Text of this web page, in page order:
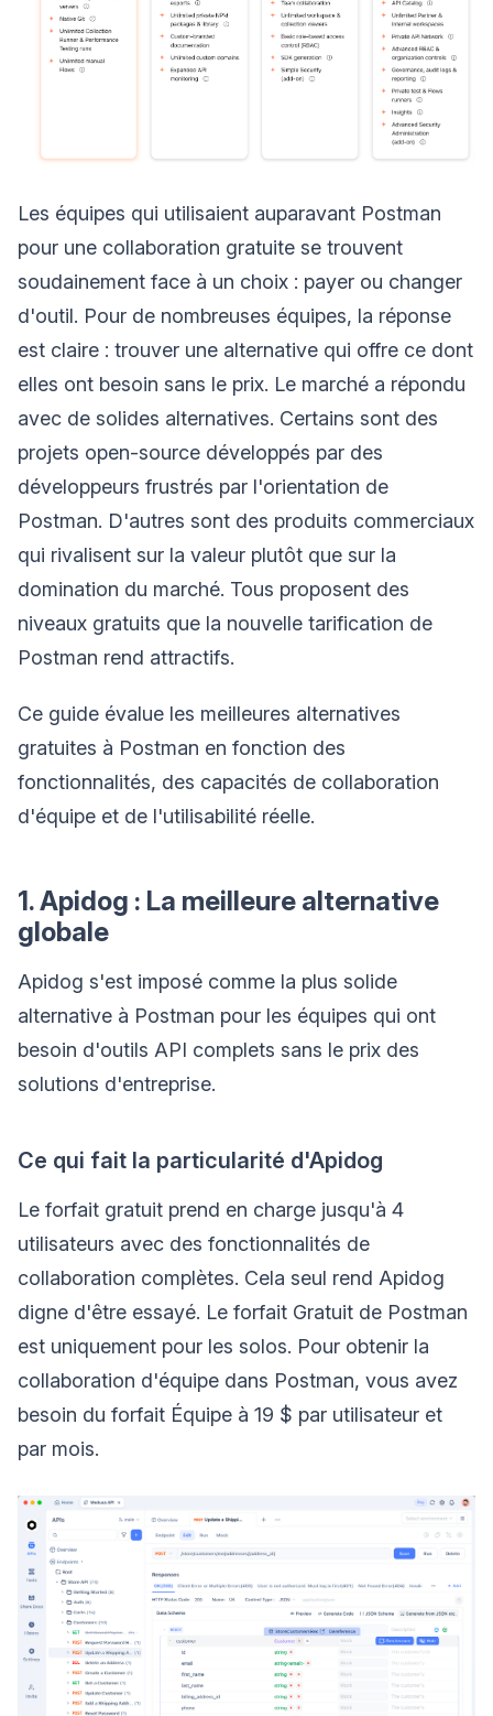
Les équipes qui utilisaient auparavant Postman
pour une collaboration gratuite se trouvent
soudainement face à un choix : payer ou changer
d'outil. Pour de nombreuses équipes, la réponse
est claire : trouver une alternative qui offre ce dont
elles ont besoin sans le prix. Le marché a répondu
avec de solides alternatives. Certains sont des
projets open-source développés par des
développeurs frustrés par l'orientation de
Postman. D'autres sont des produits commerciaux
qui rivalisent sur la valeur plutôt que sur la
domination du marché. Tous proposent des
niveaux gratuits que la nouvelle tarification de
Postman rend attractifs.
Ce guide évalue les meilleures alternatives
gratuites à Postman en fonction des
fonctionnalités, des capacités de collaboration
d'équipe et de l'utilisabilité réelle.
1. Apidog : La meilleure alternative
globale
Apidog s'est imposé comme la plus solide
alternative à Postman pour les équipes qui ont
besoin d'outils API complets sans le prix des
solutions d'entreprise.
Ce qui fait la particularité d'Apidog
Le forfait gratuit prend en charge jusqu'à 4
utilisateurs avec des fonctionnalités de
collaboration complètes. Cela seul rend Apidog
digne d'être essayé. Le forfait Gratuit de Postman
est uniquement pour les solos. Pour obtenir la
collaboration d'équipe dans Postman, vous avez
besoin du forfait Équipe à 19 $ par utilisateur et
par mois.